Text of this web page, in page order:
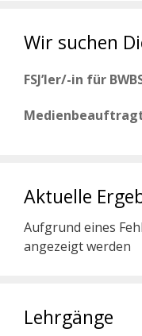
Wir suchen
FSJ’ler/-in für
Aktuelle
Aufgrund eines
angezeigt werden
Lehrgänge